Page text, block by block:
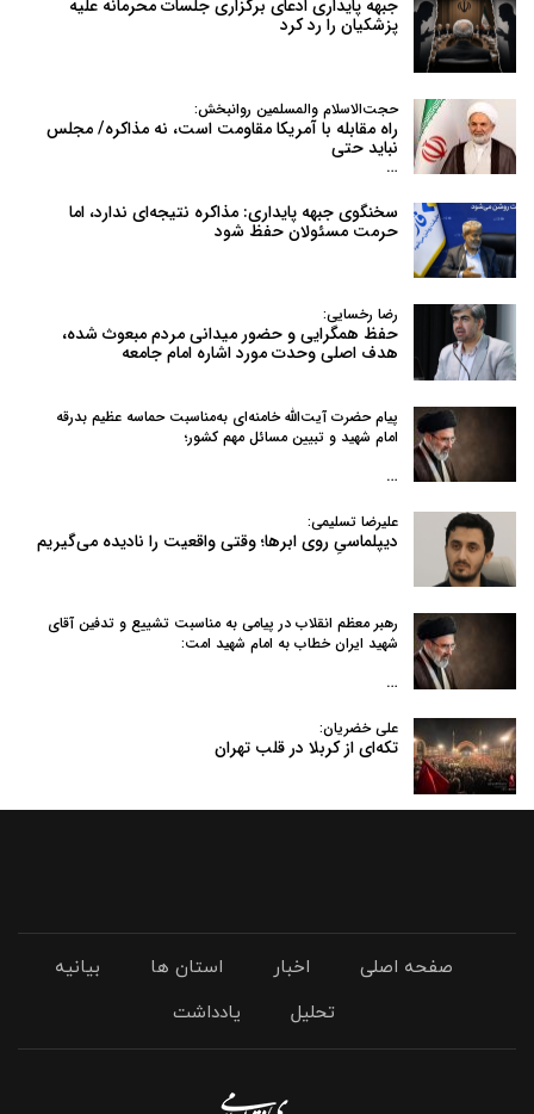
جبهه پایداری ادعای برگزاری جلسات محرمانه علیه
پزشکیان را رد کرد
حجت‌الاسلام والمسلمین روانبخش:
راه مقابله با آمریکا مقاومت است، نه مذاکره/ مجلس
نباید حتی
…
سخنگوی جبهه پایداری: مذاکره نتیجه‌ای ندارد، اما
حرمت مسئولان حفظ شود
رضا رخسایی:
حفظ همگرایی و حضور میدانی مردم مبعوث شده،
هدف اصلی وحدت مورد اشاره امام جامعه
پیام حضرت آیت‌الله خامنه‌ای به‌مناسبت حماسه عظیم بدرقه
امام شهید و تبیین مسائل مهم کشور؛
…
علیرضا تسلیمی:
دیپلماسیِ روی ابرها؛ وقتی واقعیت را نادیده می‌گیریم
رهبر معظم انقلاب در پیامی به‌ مناسبت تشییع و تدفین آقای
شهید ایران خطاب به امام شهید امت:
…
علی خضریان:
تکه‌ای از کربلا در قلب تهران
صفحه اصلی اخبار استان ها
بیانیه
تحلیل
یادداشت